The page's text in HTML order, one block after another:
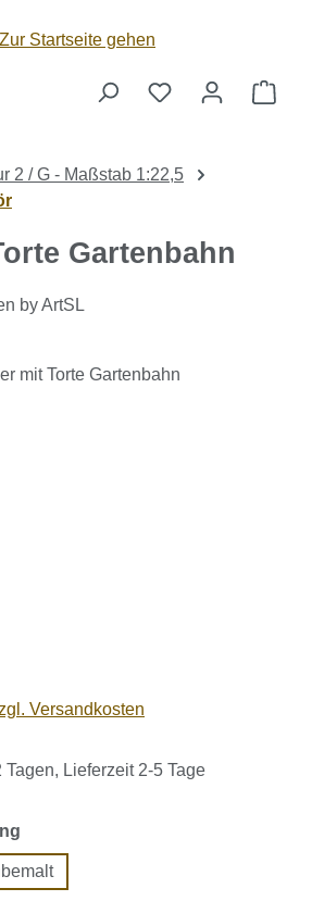
2 / G - Maßstab 1:22,5
Gartenbahn
by ArtSL
Versandkosten
Lieferzeit 2-5 Tage